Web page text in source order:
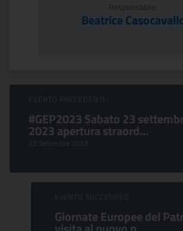
Responsabile:
Beatrice
Sfoglia Eventi
EVENTO PRECEDENTE:
#GEP2023 Sabato 23
2023 apertura straord...
23 Settembre 2023
EVENTO SUCCESSIVO:
Giornate Europee del